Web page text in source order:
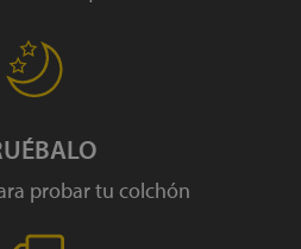
politica-privacidad/
probar tu colchón